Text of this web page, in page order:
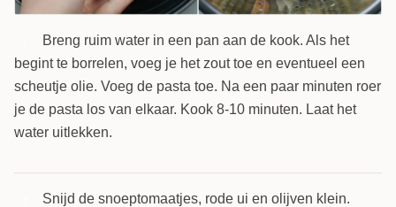
Breng ruim water in een pan aan de kook. Als het
begint te borrelen, voeg je het zout toe en eventueel een
scheutje olie. Voeg de pasta toe. Na een paar minuten roer
je de pasta los van elkaar. Kook 8-10 minuten. Laat het
water uitlekken.
Snijd de snoeptomaatjes, rode ui en olijven klein.